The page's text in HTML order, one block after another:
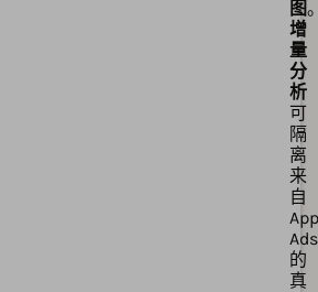
图
增
量
分
析
可
隔
离
来
自
Ads
的
真